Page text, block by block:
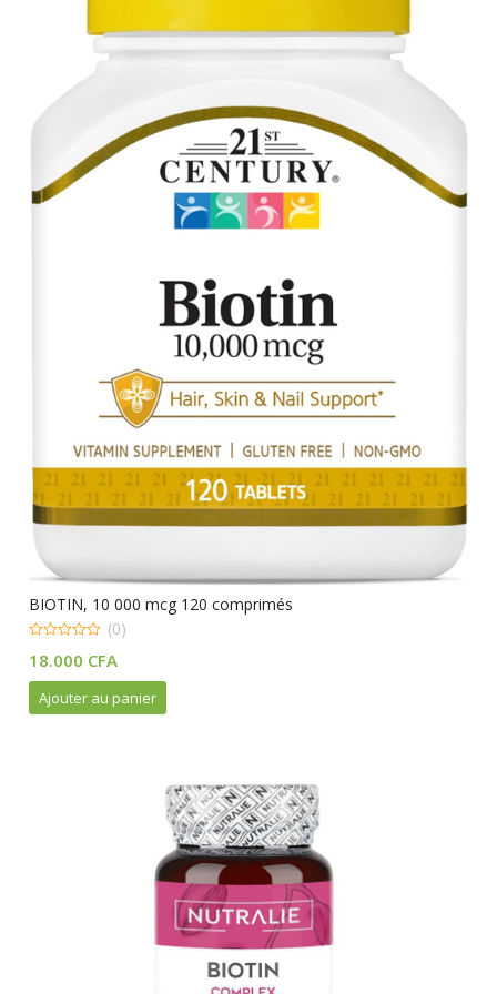
BIOTIN, 10 000 mcg 120 comprimés
out
(0)
18.000 CFA
Ajouter au panier